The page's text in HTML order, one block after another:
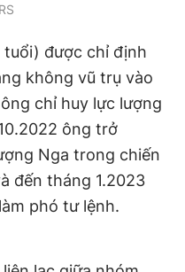
tuổi) được chỉ định
không vũ trụ vào
chỉ huy lực lượng
ông trở
Nga trong chiến
đến tháng 1.2023
phó tư lệnh.